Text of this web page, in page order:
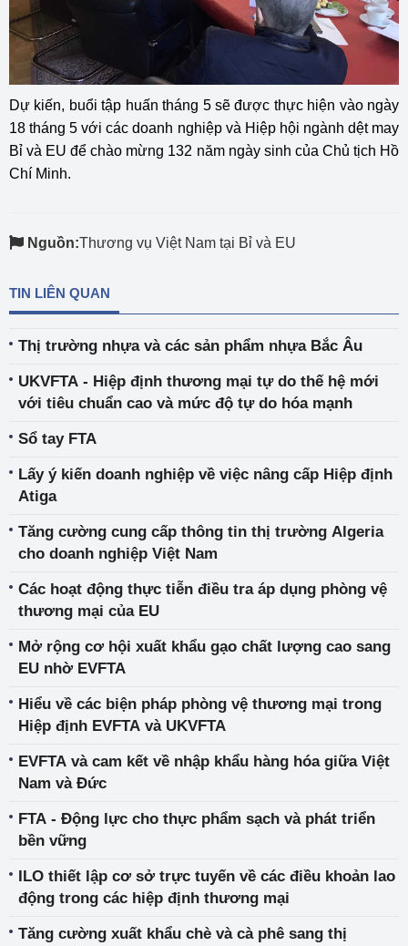
Dự kiến, buổi tập huấn tháng 5 sẽ được thực hiện vào ngày
18 tháng 5 với các doanh nghiệp và Hiệp hội ngành dệt may
Bỉ và EU để chào mừng 132 năm ngày sinh của Chủ tịch Hồ
Chí Minh.
Nguồn:Thương vụ Việt Nam tại Bỉ và EU
TIN LIÊN QUAN
Thị trường nhựa và các sản phẩm nhựa Bắc Âu
UKVFTA - Hiệp định thương mại tự do thế hệ mới
với tiêu chuẩn cao và mức độ tự do hóa mạnh
Sổ tay FTA
Lấy ý kiến doanh nghiệp về việc nâng cấp Hiệp định
Atiga
Tăng cường cung cấp thông tin thị trường Algeria
cho doanh nghiệp Việt Nam
Các hoạt động thực tiễn điều tra áp dụng phòng vệ
thương mại của EU
Mở rộng cơ hội xuất khẩu gạo chất lượng cao sang
EU nhờ EVFTA
Hiểu về các biện pháp phòng vệ thương mại trong
Hiệp định EVFTA và UKVFTA
EVFTA và cam kết về nhập khẩu hàng hóa giữa Việt
Nam và Đức
FTA - Động lực cho thực phẩm sạch và phát triển
bền vững
ILO thiết lập cơ sở trực tuyến về các điều khoản lao
động trong các hiệp định thương mại
Tăng cường xuất khẩu chè và cà phê sang thị